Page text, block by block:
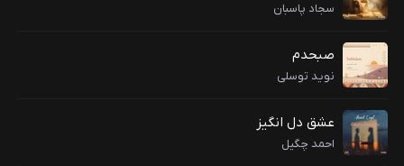
سجاد پاسبان
صبحدم
نوید توسلی
عشق دل انگیز
احمد چگیل